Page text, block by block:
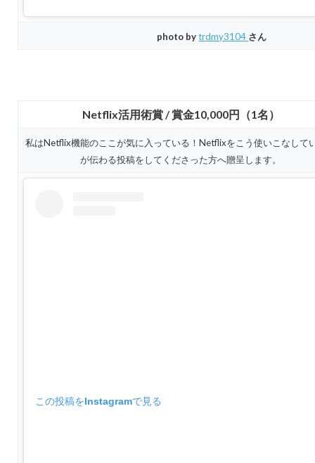
photo bytrdmy3104 さん
Netflix活用術賞 / 賞金10,000円（1名）
私はNetflix機能のここが気に入っている！Netflixをこう使いこなして
が伝わる投稿をしてくださった方へ贈呈します。
この投稿をInstagramで見る